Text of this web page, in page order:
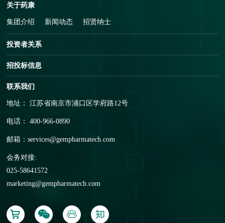
关于药康
集团介绍 新闻动态 招贤纳士
投资者关系
招投标信息
联系我们
地址： 江苏省南京市浦口区学府路12号
电话： 400-966-0890
邮箱：services@gempharmatech.com
会务对接:
025-58641572
marketing@gempharmatech.com